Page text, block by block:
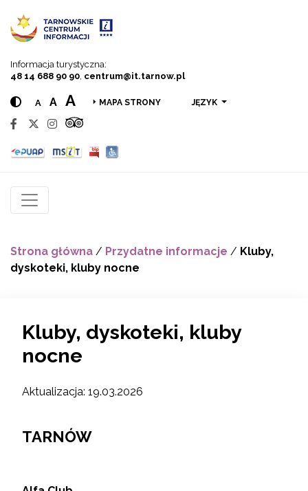
Informacja turystyczna:
48 14 688 90 90 centrum@it.tarnow.pl
A A A MAPA STRONY JĘZYK
Strona główna / Przydatne informacje / Kluby,
dyskoteki, kluby nocne
Kluby, dyskoteki, kluby
nocne
Aktualizacja: 19.03.2026
TARNÓW